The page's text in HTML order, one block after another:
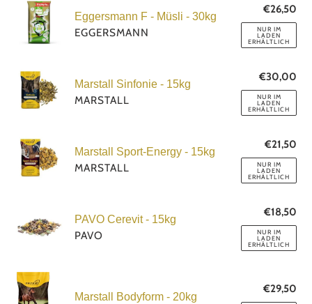
Eggersmann
30kg
Eggersmann F - Müsli - 30kg
EGGERSMANN
€26,50
NUR IM
LADEN
ERHÄLTLICH
Marstall
Sinfonie
Marstall Sinfonie - 15kg
MARSTALL
€30,00
NUR IM
LADEN
ERHÄLTLICH
Marstall
Sport-
Energy
Marstall Sport-Energy - 15kg
MARSTALL
€21,50
NUR IM
LADEN
ERHÄLTLICH
Cerevit
PAVO Cerevit - 15kg
PAVO
€18,50
NUR IM
LADEN
ERHÄLTLICH
Marstall
Bodyform
Marstall Bodyform - 20kg
€29,50